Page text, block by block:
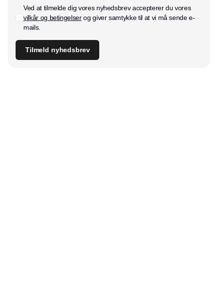
Ved at tilmelde dig vores nyhedsbrev accepterer du vores
vilkår og betingelserog giver samtykke til at vi må sende e-
mails.
Tilmeld nyhedsbrev